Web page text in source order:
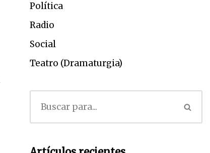
Política
Radio
Social
Teatro (Dramaturgia)